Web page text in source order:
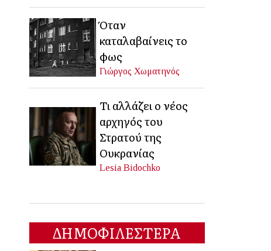
Όταν
καταλαβαίνεις το
φως
Γιώργος Χωματηνός
Τι αλλάζει ο νέος
αρχηγός του
Στρατού της
Ουκρανίας
Lesia Bidochko
ΔΗΜΟΦΙΛΕΣΤΕΡΑ